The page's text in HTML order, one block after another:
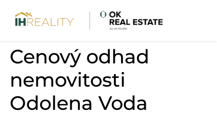
Cenový odhad
nemovitosti
Odolena Voda